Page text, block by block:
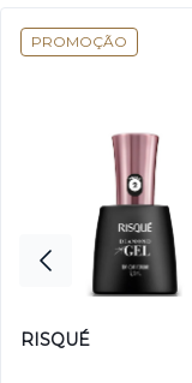
PROMOÇÃO
RISQUÉ